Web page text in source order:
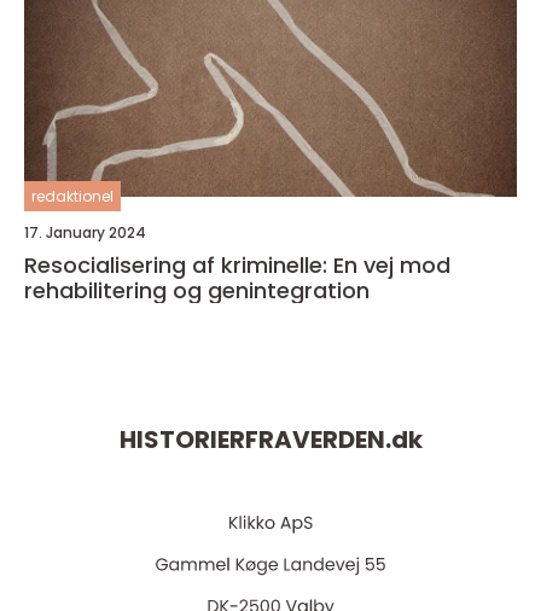
redaktionel
17. January 2024
Resocialisering af kriminelle: En vej mod
rehabilitering og genintegration
HISTORIERFRAVERDEN.dk